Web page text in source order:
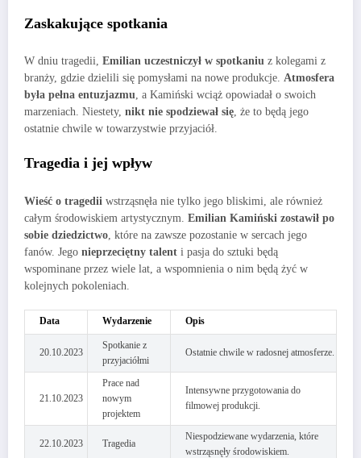
Zaskakujące spotkania
W dniu tragedii, Emilian uczestniczył w spotkaniu z kolegami z
branży, gdzie dzielili się pomysłami na nowe produkcje. Atmosfera
była pełna entuzjazmu, a Kamiński wciąż opowiadał o swoich
marzeniach. Niestety, nikt nie spodziewał się, że to będą jego
ostatnie chwile w towarzystwie przyjaciół.
Tragedia i jej wpływ
Wieść o tragedii wstrząsnęła nie tylko jego bliskimi, ale również
całym środowiskiem artystycznym. Emilian Kamiński zostawił po
sobie dziedzictwo , które na zawsze pozostanie w sercach jego
fanów. Jego nieprzeciętny talent i pasja do sztuki będą
wspominane przez wiele lat, a wspomnienia o nim będą żyć w
kolejnych pokoleniach.
Data Wydarzenie Opis
20.10.2023
Spotkanie z
przyjaciółmi
Ostatnie chwile w radosnej atmosferze.
21.10.2023
Prace nad
nowym
projektem
Intensywne przygotowania do
filmowej produkcji.
22.10.2023 Tragedia
Niespodziewane wydarzenia, które
wstrząsnęły środowiskiem.